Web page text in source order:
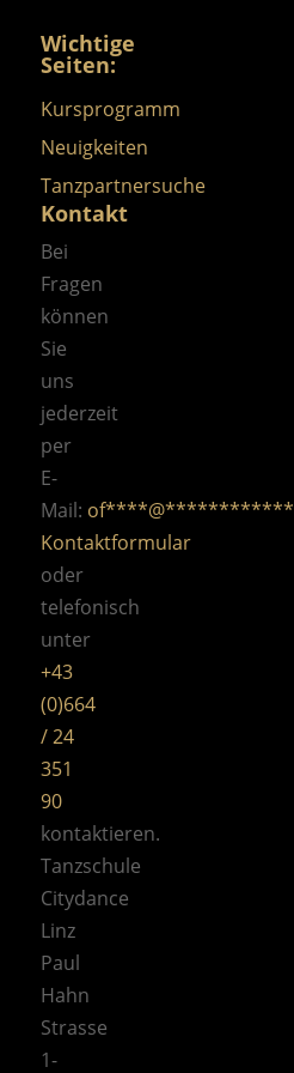
Wichtige
Seiten:
Kursprogramm
Neuigkeiten
Tanzpartnersuche
Kontakt
Bei
Fragen
können
Sie
uns
jederzeit
per
E-
Mail: of****@************
Kontaktformular
oder
telefonisch
unter
+43
(0)664
/ 24
351
90
kontaktieren.
Tanzschule
Citydance
Linz
Paul
Hahn
Strasse
1-